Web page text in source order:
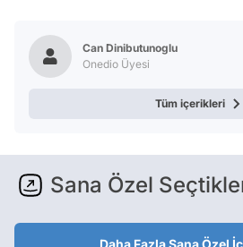
Can Dinibutunoglu
Onedio Üyesi
Tüm içerikleri
Sana Özel
Daha Fazla Sana Özel